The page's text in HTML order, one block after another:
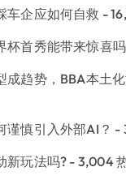
车企应如何自救 -
杯首秀能带来惊喜吗
成趋势，BBA本土
谨慎引入外部AI？ -
新玩法吗? - 3,004